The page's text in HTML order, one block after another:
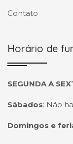
Contato
Horário de
SEGUNDA A
Sábados: Não
Domingos e